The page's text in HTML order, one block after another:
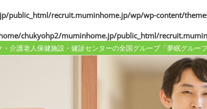
public_html/recruit.muminhome.jp/wp/wp-content/
chukyohp2/muminhome.jp/public_html/
・介護老人保健施設・健診センターの全国グループ「夢眠グルー